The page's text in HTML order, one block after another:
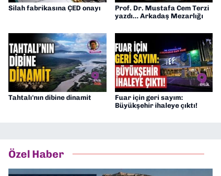
Silah fabrikasına ÇED onayı
Prof. Dr. Mustafa Cem Terzi
yazdı... Arkadaş Mezarlığı
Tahtalı'nın dibine dinamit
Fuar için geri sayım:
Büyükşehir ihaleye çıktı!
Özel Haber